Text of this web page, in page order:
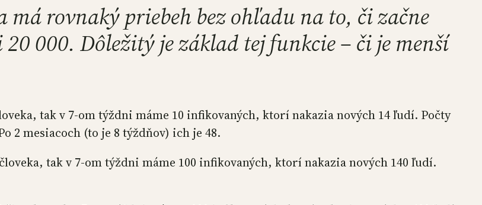
rovnaký priebeh bez ohľadu na to, či začne
000. Dôležitý je základ tej funkcie – či je menší
tak v 7-om týždni máme 10 infikovaných, ktorí nakazia nových 14 ľudí. Počty
2 mesiacoch (to je 8 týždňov) ich je 48.
tak v 7-om týždni máme 100 infikovaných, ktorí nakazia nových 140 ľudí.